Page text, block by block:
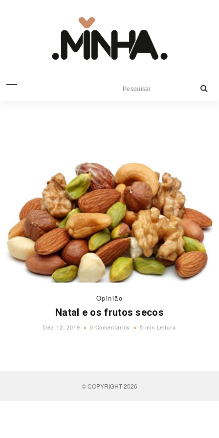
Opinião
Natal e os frutos secos
Dez 12, 2019 0 Comentários 5 min Leitura
© COPYRIGHT 2026